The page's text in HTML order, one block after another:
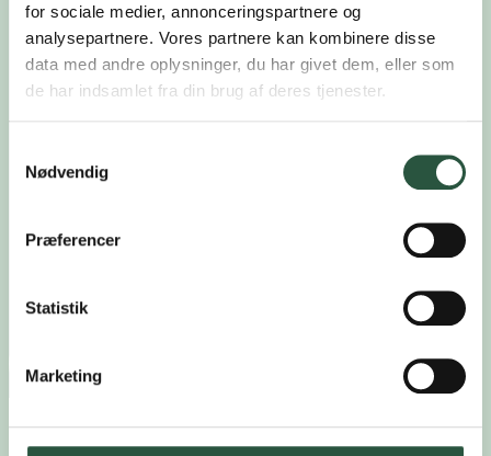
for sociale medier, annonceringspartnere og
analysepartnere. Vores partnere kan kombinere disse
data med andre oplysninger, du har givet dem, eller som
de har indsamlet fra din brug af deres tjenester.
Nødvendig
Præferencer
Statistik
Marketing
BLIV EN DEL AF
HØREPOSTEN
Email*
Unge